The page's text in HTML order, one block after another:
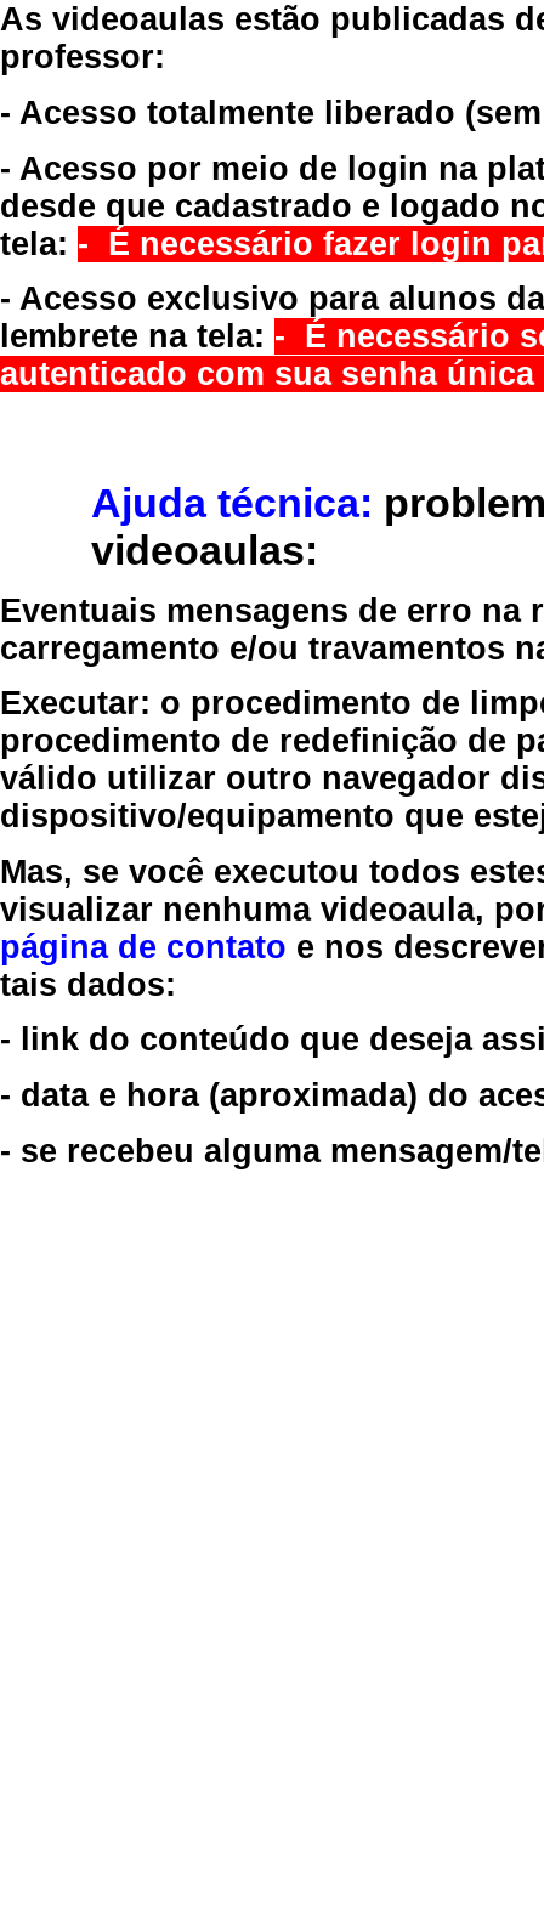
As videoaulas estão publicadas
professor:
- Acesso totalmente liberado
- Acesso por meio de login na
desde que cadastrado e logado
tela: - É necessário fazer login
- Acesso exclusivo para alunos
lembrete na tela: - É necessário
autenticado com sua senha
Ajuda técnica:
videoaulas:
Eventuais mensagens de erro
carregamento e/ou travamentos
Executar: o procedimento de
procedimento de redefinição de
válido utilizar outro navegador
dispositivo/equipamento que
Mas, se você executou todos
visualizar nenhuma videoaula,
página de contato e nos
tais dados:
- link do conteúdo que deseja
- data e hora (aproximada) do
- se recebeu alguma mensagem/